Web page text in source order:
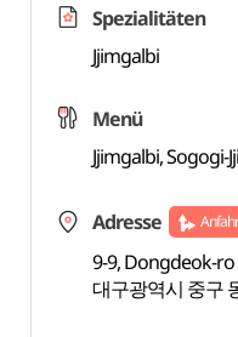
Spezialitäten
Jjimgalbi
Menü
Jjimgalbi, Sogogi-
Adresse
9-9, Dongdeok-ro
대구광역시 중구